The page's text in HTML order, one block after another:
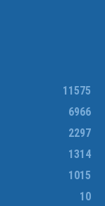
11575
6966
2297
1314
1015
10